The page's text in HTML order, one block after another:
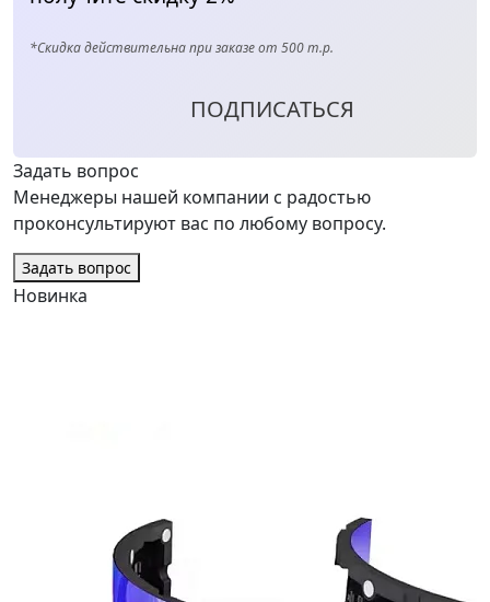
*Скидка действительна при заказе от 500 т.р.
ПОДПИСАТЬСЯ
Задать вопрос
Менеджеры нашей компании с радостью
проконсультируют вас по любому вопросу.
Задать вопрос
Новинка